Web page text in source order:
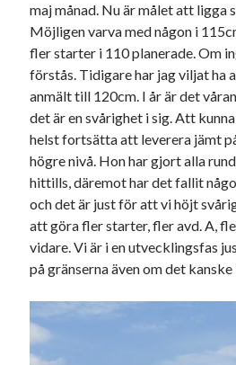
maj månad. Nu är målet att ligga
Möjligen varva med någon i
fler starter i 110 planerade. Om
förstås. Tidigare har jag viljat ha
anmält till 120cm. I år är det
det är en svårighet i sig. Att
helst fortsätta att leverera jämt
högre nivå. Hon har gjort alla
hittills, däremot har det fallit
och det är just för att vi höjt
att göra fler starter, fler avd. A,
vidare. Vi är i en utvecklingsfas
på gränserna även om det